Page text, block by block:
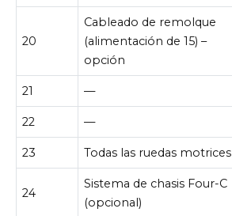
20
Cableado de remolque
(alimentación de 15) –
opción
21 —
22 —
23 Todas las ruedas motrices
24
Sistema de chasis Four-C
(opcional)